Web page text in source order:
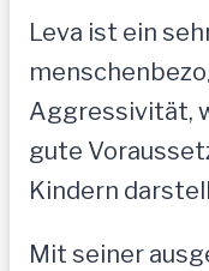
Leva ist ein
Aggressivität,
gute
Kindern
Mit seiner